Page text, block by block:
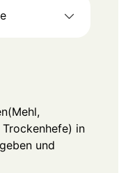
in
und